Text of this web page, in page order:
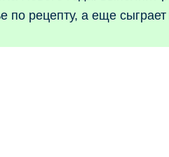
по рецепту, а еще сыграет